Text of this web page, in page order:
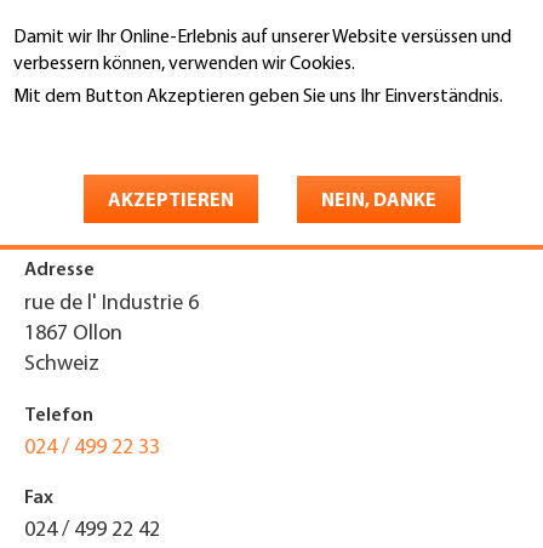
Damit wir Ihr Online-Erlebnis auf unserer Website versüssen und
verbessern können, verwenden wir Cookies.
Mit dem Button Akzeptieren geben Sie uns Ihr Einverständnis.
AKZEPTIEREN NEIN, DANKE
zum
Inhalt
Naef Alain SA
Adresse
rue de l' Industrie 6
1867 Ollon
Schweiz
Telefon
024 / 499 22 33
Fax
024 / 499 22 42